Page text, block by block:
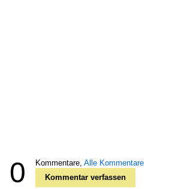
0 Kommentare, Alle Kommentare
Kommentar verfassen